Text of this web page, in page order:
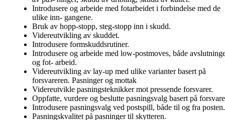
Introdusere og arbeide med fotarbeidet i forbindelse med de
ulike inn- gangene.
Bruk av hopp-stopp, steg-stopp inn i skudd.
Videreutvikling av skuddet.
Introdusere formskuddsrutiner.
Introdusere og arbeide med low-postmoves, både
og fot- arbeid.
Videreutvikling av lay-up med ulike varianter basert på
forsvareren. Pasninger og mottak
Videreutvikle pasningsteknikker mot pressende forsvarer.
Oppfatte, vurdere og beslutte pasningsvalg basert på
Introdusere pasningsvalg ved postspill, både til og fra posten.
Pasningskvalitet på pasninger til skytteren.